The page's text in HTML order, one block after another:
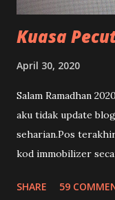
Kuasa
April 30, 2020
Salam Ramadhan
aku tidak update
seharian.Pos
kod immobilizer
terluang ini akhirnya
SHARE 59